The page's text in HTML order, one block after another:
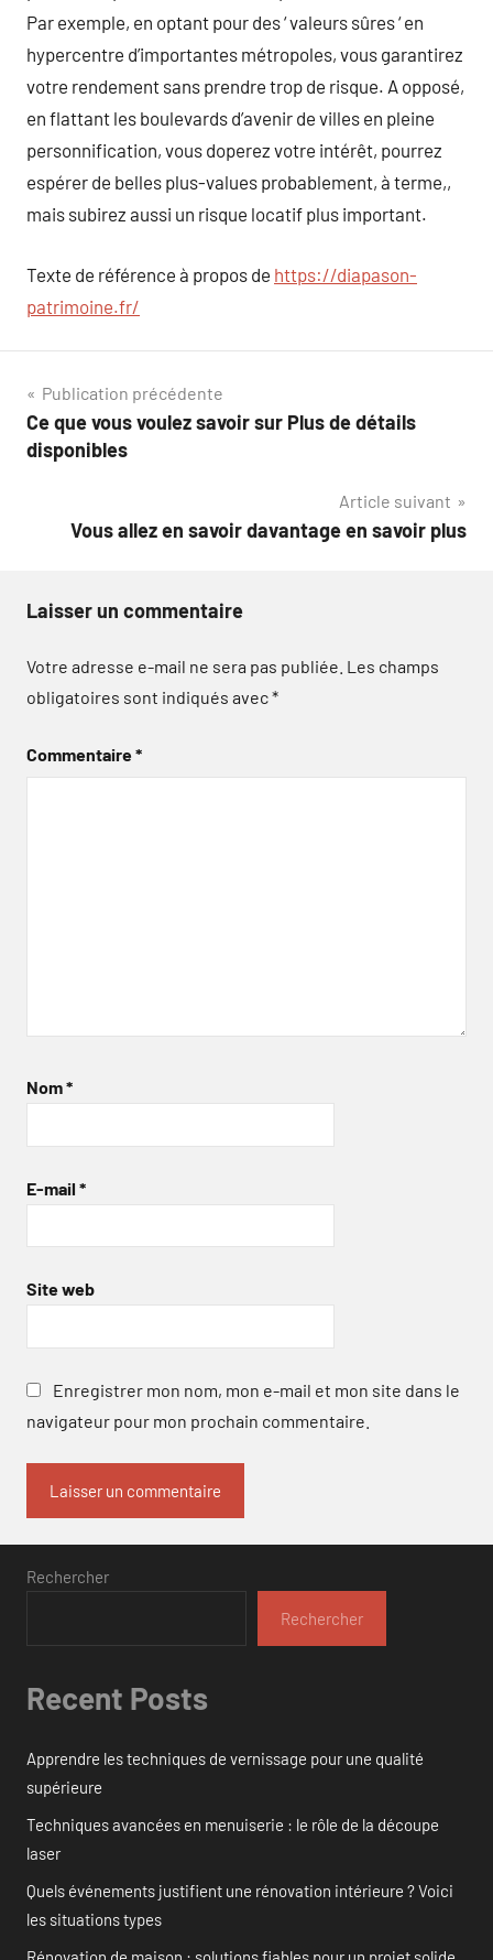
Par exemple, en optant pour des ‘ valeurs sûres ‘ en
hypercentre d’importantes métropoles, vous garantirez
votre rendement sans prendre trop de risque. A opposé,
en flattant les boulevards d’avenir de villes en pleine
personnification, vous doperez votre intérêt, pourrez
espérer de belles plus-values probablement, à terme,,
mais subirez aussi un risque locatif plus important.
Texte de référence à propos de https://diapason-
patrimoine.fr/
Navigation
de
Publication précédente
Ce que vous voulez savoir sur Plus de détails
disponibles
Article suivant
Vous allez en savoir davantage en savoir plus
Laisser un commentaire
Votre adresse e-mail ne sera pas publiée. Les champs
obligatoires sont indiqués avec*
Commentaire*
Nom*
E-mail *
Site web
Enregistrer mon nom, mon e-mail et mon site dans le
navigateur pour mon prochain commentaire.
Rechercher
Rechercher
Recent Posts
Apprendre les techniques de vernissage pour une qualité
supérieure
Techniques avancées en menuiserie : le rôle de la découpe
laser
Quels événements justifient une rénovation intérieure ? Voici
les situations types